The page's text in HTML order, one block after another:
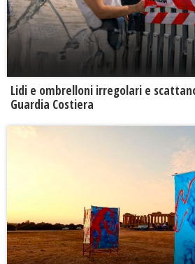
Lidi e ombrelloni irregolari e
Guardia Costiera